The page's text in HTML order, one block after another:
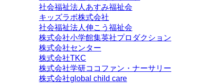
社会福祉法人あすみ福祉会
キッズラボ株式会社
社会福祉法人伸こう福祉会
株式会社小学館集英社プロダクション
株式会社センター
株式会社TKC
株式会社学研ココファン・ナーサリー
株式会社global child care